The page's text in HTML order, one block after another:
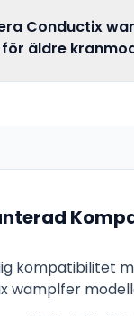
Conductix
äldre
kompatibilitet
wamplfer